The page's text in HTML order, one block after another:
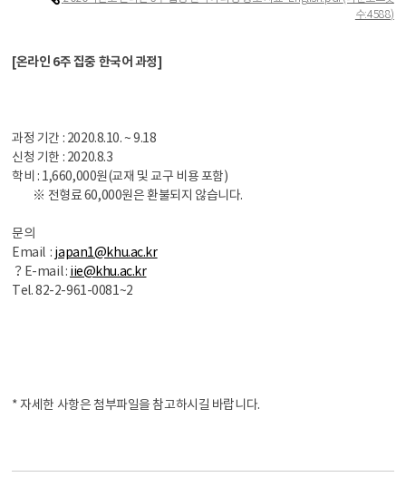
수:4588)
[온라인 6주 집중 한국어 과정]
과정 기간 : 2020.8.10. ~ 9.18
신청 기한 : 2020.8.3
학비 : 1,660,000원(교재 및 교구 비용 포함)
※ 전형료 60,000원은 환불되지 않습니다.
문의
Email : japan1@khu.ac.kr
？ E-mail : iie@khu.ac.kr
Tel. 82-2-961-0081~2
* 자세한 사항은 첨부파일을 참고하시길 바랍니다.